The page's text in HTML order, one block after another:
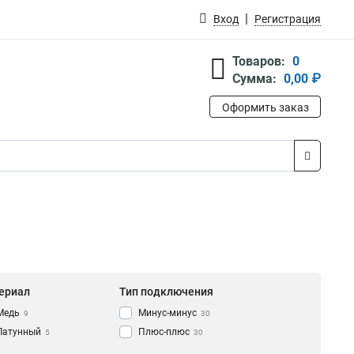
Вход Регистрация
Товаров: 0
Сумма: 0,00 ₽
Оформить заказ
9
5
Тип подключения
Минус-минус 30
Плюс-плюс 30